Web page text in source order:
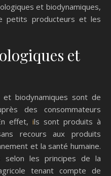
et biodynamiques,
petits producteurs et les
et
et biodynamiques sont de
des consommateurs
effet, ils sont produits à
recours aux produits
et la santé humaine.
selon les principes de la
tenant compte de